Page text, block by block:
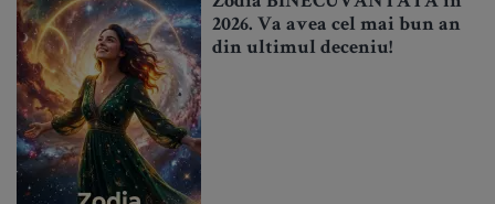
2026. Va avea cel mai bun an
din ultimul deceniu!